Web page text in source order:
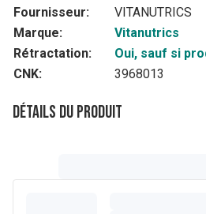
Fournisseur:
VITANUTRICS
Marque:
Vitanutrics
Rétractation:
Oui, sauf si
CNK:
3968013
Détails du produit
* VNR : Valeurs Nutritionnelles de